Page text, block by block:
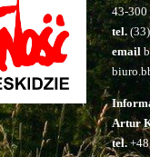
43-300
tel.
email
Artur
tel.+48